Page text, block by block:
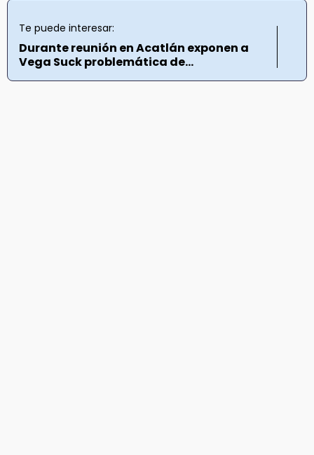
Te puede interesar:
Durante reunión en Acatlán exponen a
Vega Suck problemática de...